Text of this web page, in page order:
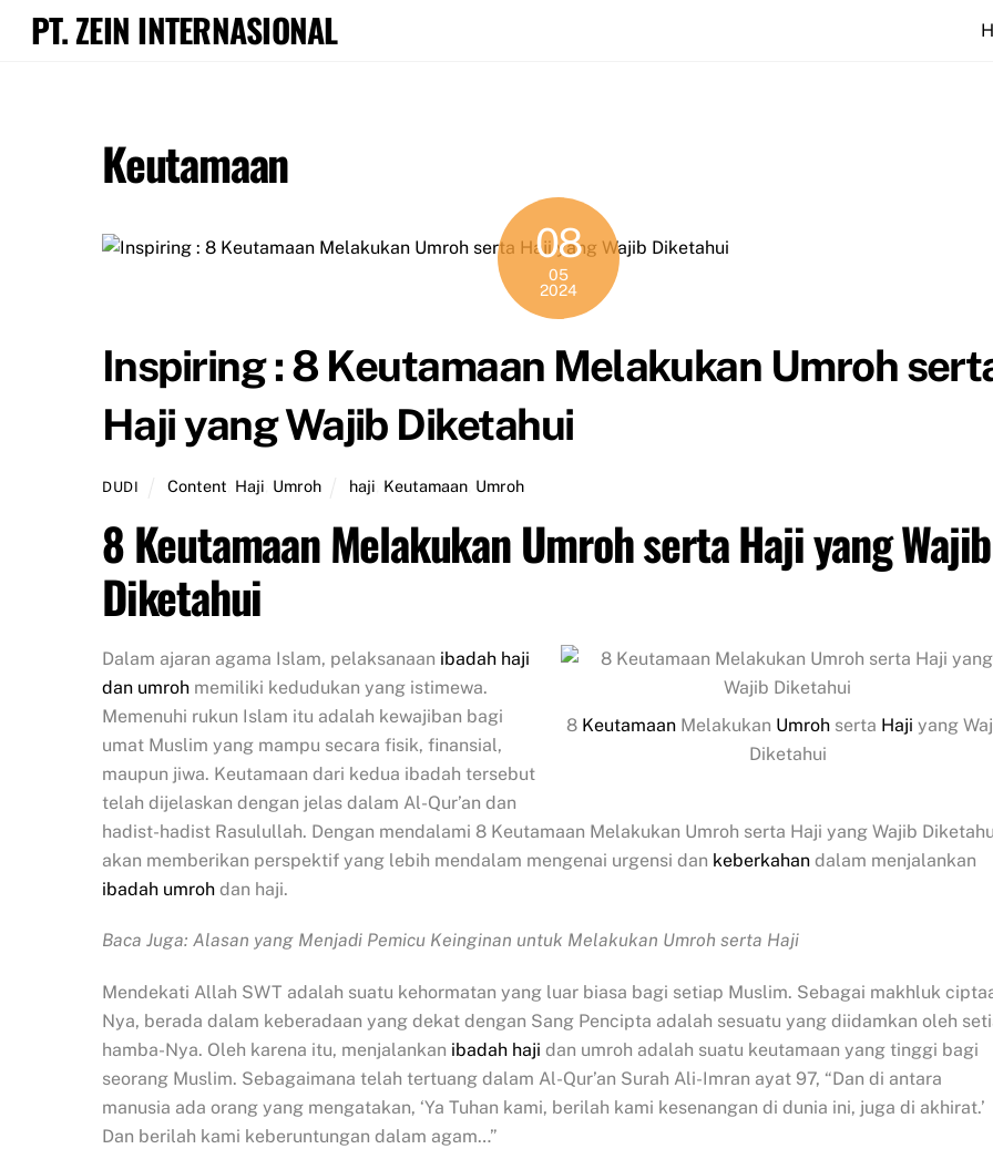
SkipPT. ZEIN INTERNASIONAL
Keutamaan
08
05
2024
Inspiring : 8 Keutamaan Melakukan Umroh
Haji yang Wajib Diketahui
DUDI Content Haji Umroh haji Keutamaan Umroh
8 Keutamaan Melakukan Umroh serta Haji yang Wajib
Diketahui
8 Keutamaan Melakukan Umroh serta Haji yang
Diketahui
Dalam ajaran agama Islam, pelaksanaan ibadah haji
dan umroh memiliki kedudukan yang istimewa.
Memenuhi rukun Islam itu adalah kewajiban bagi
umat Muslim yang mampu secara fisik, finansial,
maupun jiwa. Keutamaan dari kedua ibadah tersebut
telah dijelaskan dengan jelas dalam Al-Qur’an dan
hadist-hadist Rasulullah. Dengan mendalami 8 Keutamaan Melakukan Umroh serta Haji yang Wajib
akan memberikan perspektif yang lebih mendalam mengenai urgensi dan keberkahan dalam menjalankan
ibadah umroh dan haji.
Baca Juga: Alasan yang Menjadi Pemicu Keinginan untuk Melakukan Umroh serta Haji
Mendekati Allah SWT adalah suatu kehormatan yang luar biasa bagi setiap Muslim. Sebagai makhluk
Nya, berada dalam keberadaan yang dekat dengan Sang Pencipta adalah sesuatu yang diidamkan oleh
hamba-Nya. Oleh karena itu, menjalankan ibadah haji dan umroh adalah suatu keutamaan yang tinggi bagi
seorang Muslim. Sebagaimana telah tertuang dalam Al-Qur’an Surah Ali-Imran ayat 97, “Dan di antara
manusia ada orang yang mengatakan, ‘Ya Tuhan kami, berilah kami kesenangan di dunia ini, juga di akhirat.’
Dan berilah kami keberuntungan dalam agam…”